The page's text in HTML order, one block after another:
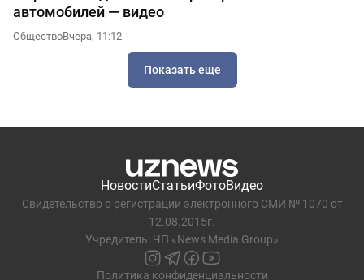
автомобилей — видео
ОбществоВчера, 11:12
Показать еще
НовостиСтатьиФотоВидео
Свидетельство о регистрации электронного СМИ № 1070 от
12.08.2015г.
Учредитель: ЧП «News Media Group»
Политика конфиденциальности